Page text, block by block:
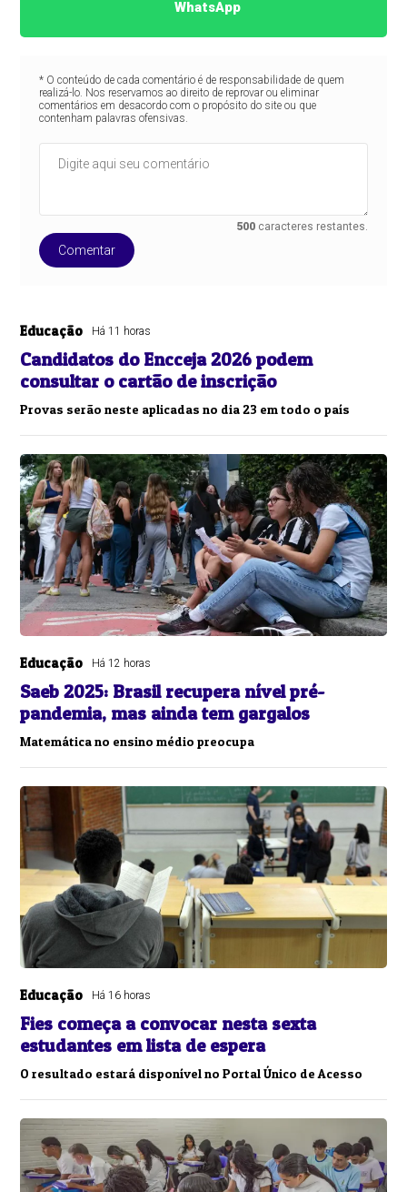
WhatsApp
* O conteúdo de cada comentário é de responsabilidade de quem
realizá-lo. Nos reservamos ao direito de reprovar ou eliminar
comentários em desacordo com o propósito do site ou que
contenham palavras ofensivas.
500 caracteres restantes.
Comentar
Educação Há 11 horas
Candidatos do Encceja 2026 podem
consultar o cartão de inscrição
Provas serão neste aplicadas no dia 23 em todo o país
Educação Há 12 horas
Saeb 2025: Brasil recupera nível pré-
pandemia, mas ainda tem gargalos
Matemática no ensino médio preocupa
Educação Há 16 horas
Fies começa a convocar nesta sexta
estudantes em lista de espera
O resultado estará disponível no Portal Único de Acesso